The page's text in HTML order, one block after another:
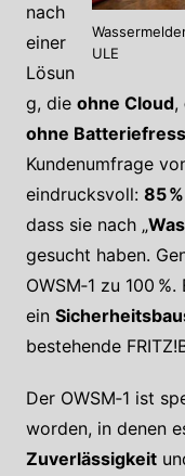
ULE
nach
einer
Lösun
g, die ohne Cloud,
ohne
Kundenumfrage
eindrucksvoll: 85 %
dass sie nach „
gesucht haben.
OWSM‑1 zu 100
ein
bestehende
Der OWSM‑1 ist
worden, in denen
Zuverlässigkeit